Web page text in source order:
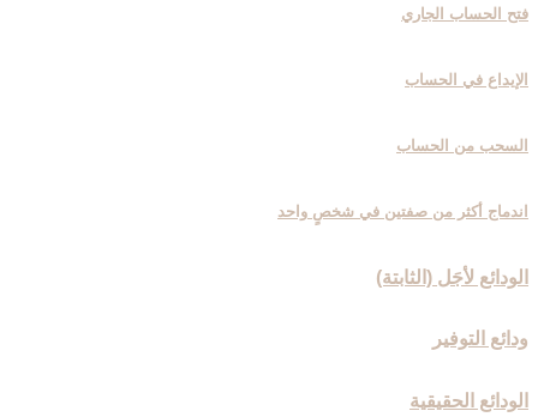
فتح الحساب الجاري
الإيداع في الحساب
السحب من الحساب
اندماج أكثر من صفتين في شخصٍ واحد
الودائع لأجَل (الثابتة)
ودائع التوفير
الودائع الحقيقية